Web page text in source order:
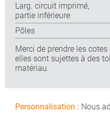
Larg. circuit imprimé,
partie inférieure
Pôles
Merci de prendre les
elles sont sujettes à des
matériau.
Personnalisation : Nous